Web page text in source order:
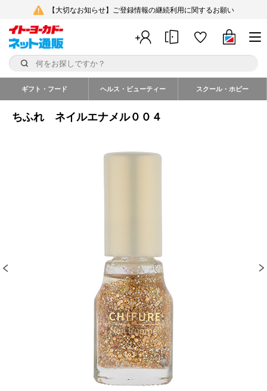
【大切なお知らせ】ご登録情報の継続利用に関するお願い
ギフト・フード ヘルス・ビューティー スクール・ホビー
ちふれ ネイルエナメル００４